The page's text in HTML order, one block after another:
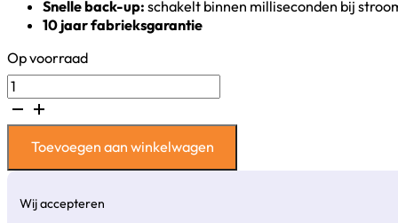
Snelle back-up: schakelt binnen milliseconden bij
10 jaar fabrieksgarantie
Op voorraad
DMEGC
H02
Thuisbatterij
Fase
5kW
Toevoegen aan winkelwagen
Wij accepteren